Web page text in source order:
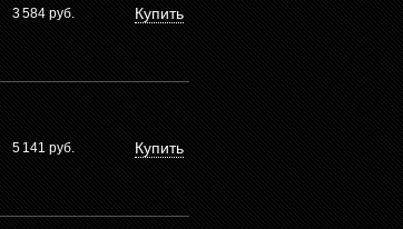
3 584 руб. Купить
5 141 руб. Купить